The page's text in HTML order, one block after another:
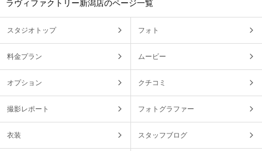
ラヴィファクトリー新潟店のページ一覧
スタジオトップ フォト
料金プラン ムービー
オプション クチコミ
撮影レポート フォトグラファー
衣装 スタッフブログ